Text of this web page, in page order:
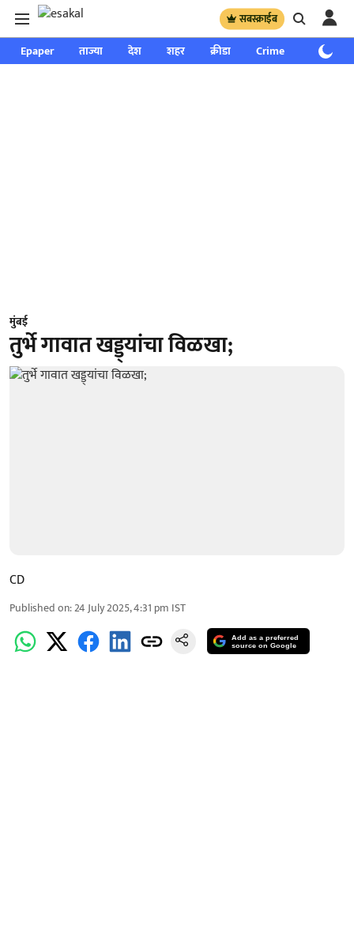
सबस्क्राईब
Epaper ताज्या देश शहर क्रीडा Crime साप्ताहिक
मुंबई
तुर्भे गावात खड्ड्यांचा विळखा;
CD
Published on:24 July 2025, 4:31 pm IST
Add as a preferred
source on Google